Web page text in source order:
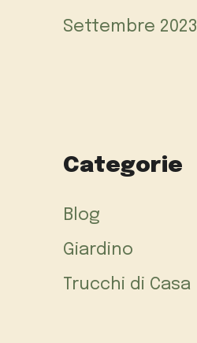
Settembre 2023
Categorie
Blog
Giardino
Trucchi di Casa